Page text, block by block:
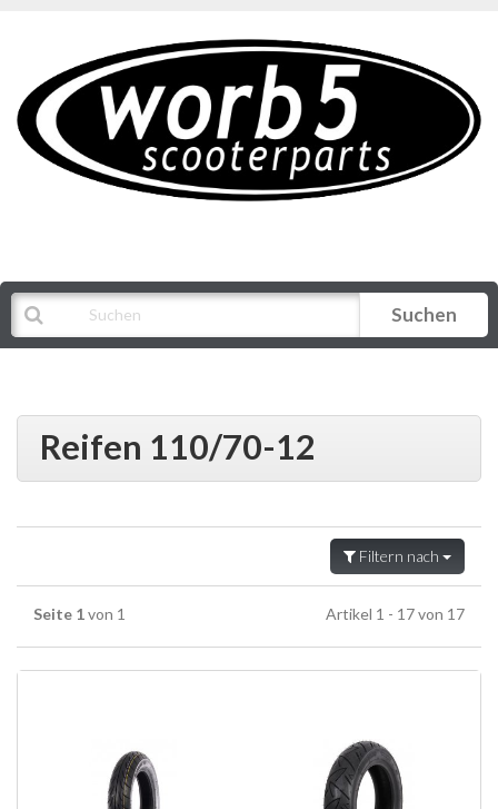
Suchen
Reifen 110/70-12
Filtern nach
Seite 1von 1 Artikel 1 - 17 von 17